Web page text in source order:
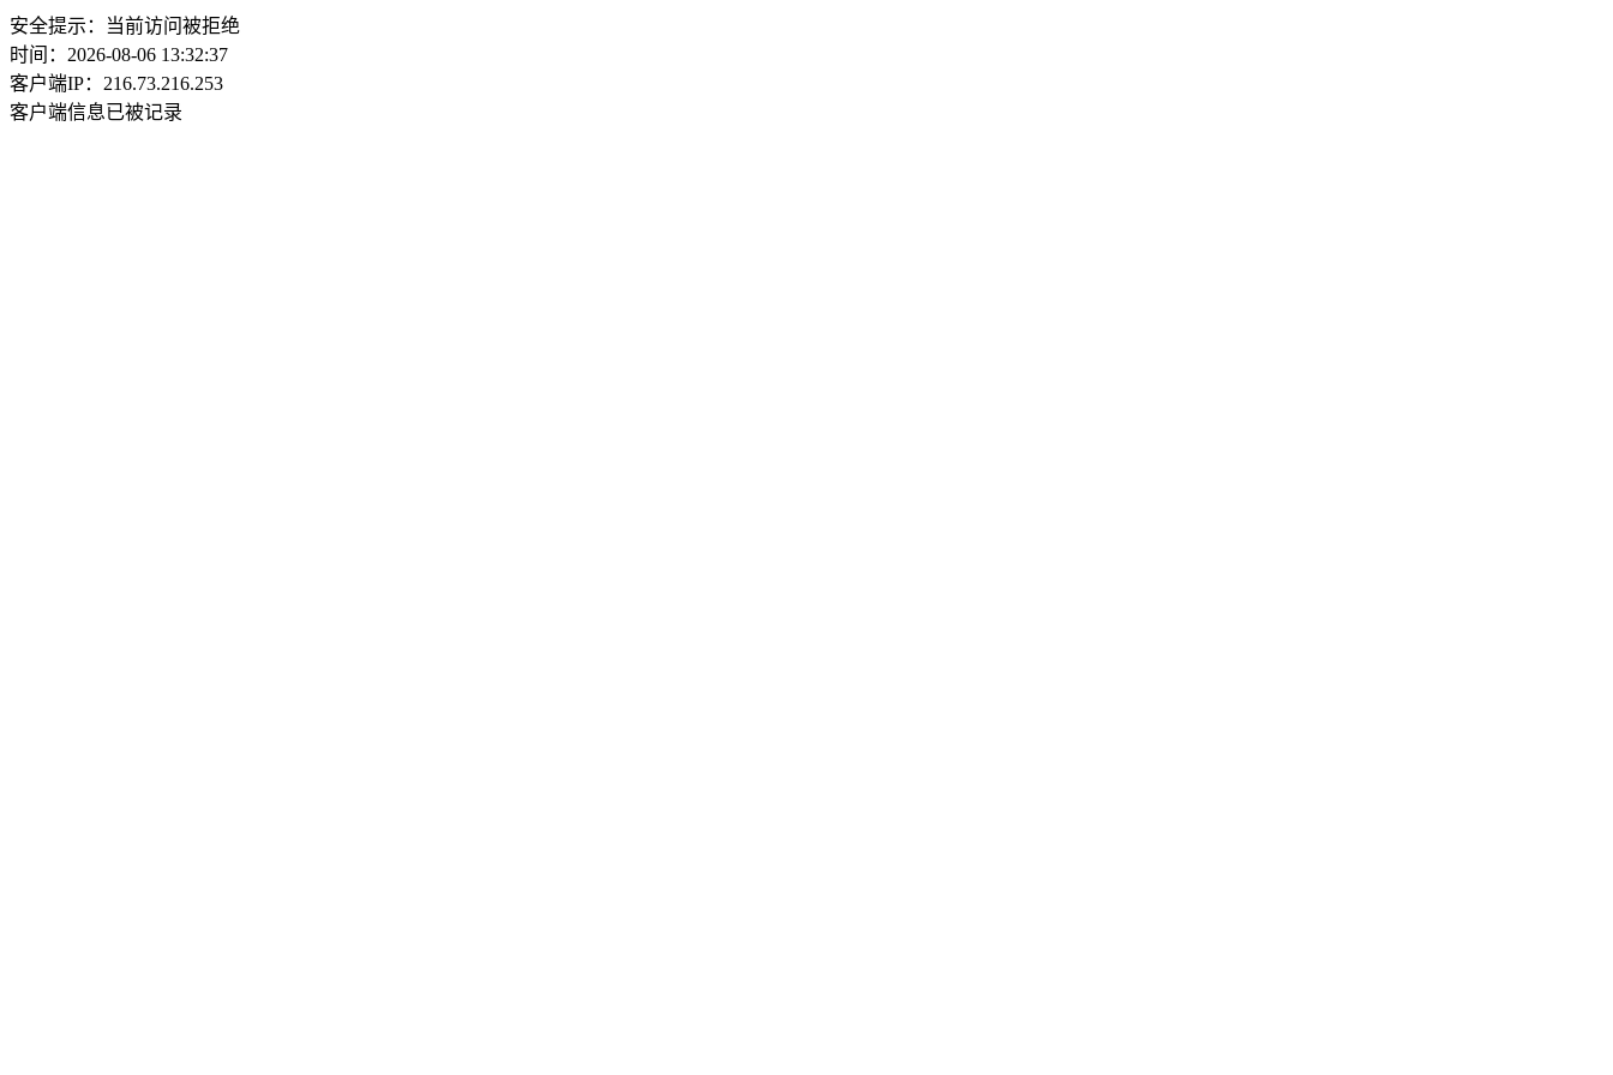
安全提示：当前访问被拒绝
时间：2026-08-06 13:32:37
客户端IP：216.73.216.253
客户端信息已被记录